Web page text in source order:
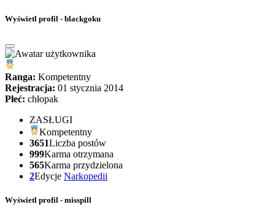
Wyświetl profil - blackgoku
Ranga: Kompetentny
Rejestracja: 01 stycznia 2014
Płeć: chłopak
ZASŁUGI
Kompetentny
3651Liczba postów
999Karma otrzymana
565Karma przydzielona
2Edycje Narkopedii
Wyświetl profil - misspill